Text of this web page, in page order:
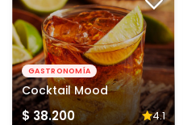
GASTRONOMÍA
Cocktail Mood
$ 38.200 4.1